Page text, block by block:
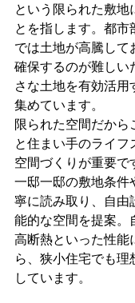
という限られた敷地
とを指します。都市
では土地が高騰して
確保するのが難しい
さな土地を有効活用
集めています。
限られた空間だから
と住まい手のライフ
空間づくりが重要で
一邸一邸の敷地条件
寧に読み取り、自由
能的な空間を提案。
高断熱といった性能
ら、狭小住宅でも
しています。